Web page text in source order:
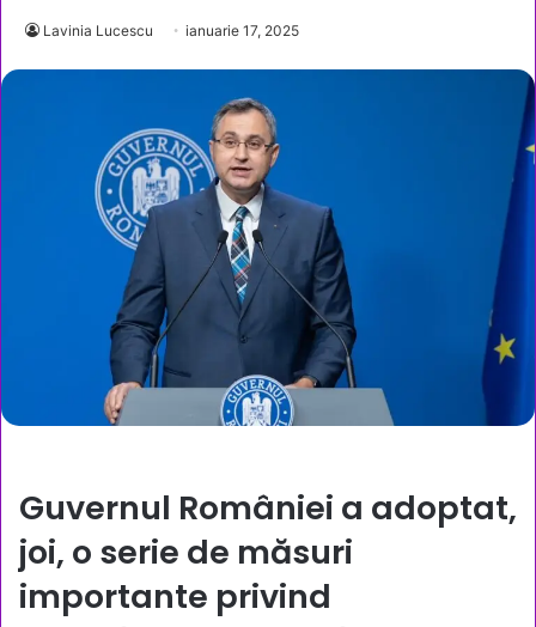
Lavinia Lucescu ianuarie 17, 2025
Guvernul României a adoptat,
joi, o serie de măsuri
importante privind